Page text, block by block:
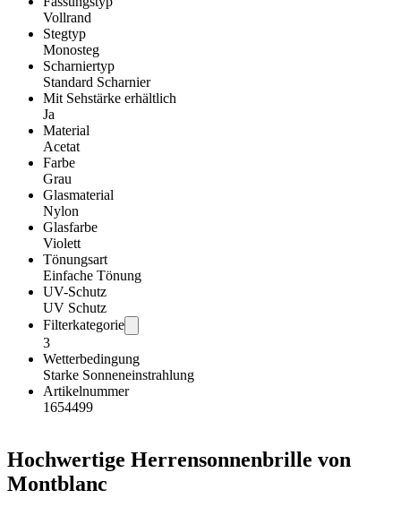
Vollrand
Stegtyp
Monosteg
Scharniertyp
Standard Scharnier
Mit Sehstärke erhältlich
Ja
Material
Acetat
Farbe
Grau
Glasmaterial
Nylon
Glasfarbe
Violett
Tönungsart
Einfache Tönung
UV-Schutz
UV Schutz
Filterkategorie
3
Wetterbedingung
Starke Sonneneinstrahlung
Artikelnummer
1654499
Hochwertige Herrensonnenbrille von
Montblanc